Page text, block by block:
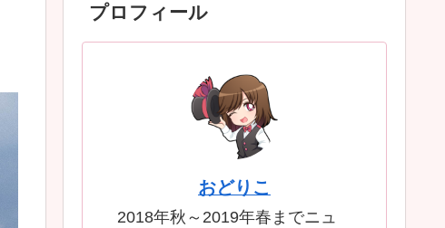
プロフィール
おどりこ
2018年秋～2019年春までニュ